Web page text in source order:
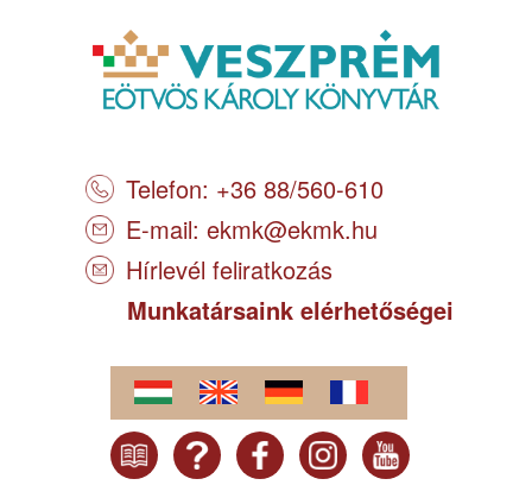
Telefon: +36 88/560-610
E-mail: ekmk@ekmk.hu
Hírlevél feliratkozás
Munkatársaink elérhetőségei